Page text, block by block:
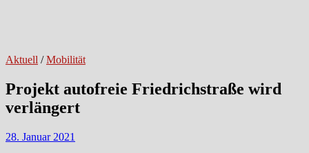
Aktuell /Mobilität
Projekt autofreie Friedrichstraße wird
verlängert
28. Januar 2021